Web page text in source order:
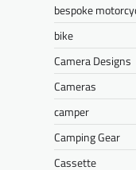
bespoke
bike
Camera Designs
Cameras
camper
Camping Gear
Cassette